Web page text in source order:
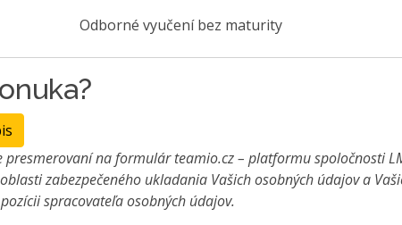
Odborné vyučení bez maturity
na formulár teamio.cz – platformu spoločnosti
zabezpečeného ukladania Vašich osobných údajov a
spracovateľa osobných údajov.